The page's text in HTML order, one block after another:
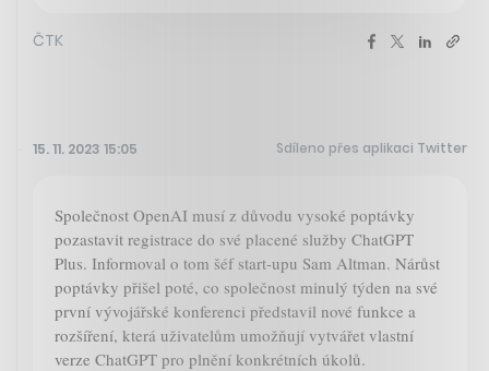
ČTK
15. 11. 2023 15:05 Sdíleno přes aplikaci Twitter
Společnost OpenAI musí z důvodu vysoké poptávky
pozastavit registrace do své placené služby ChatGPT
Plus. Informoval o tom šéf start-upu Sam Altman. Nárůst
poptávky přišel poté, co společnost minulý týden na své
první vývojářské konferenci představil nové funkce a
rozšíření, která uživatelům umožňují vytvářet vlastní
verze ChatGPT pro plnění konkrétních úkolů.